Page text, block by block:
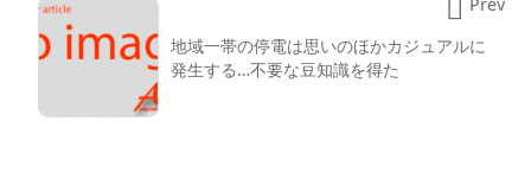
地域一帯の停電は思いのほかカジュアルに
発生する…不要な豆知識を得た